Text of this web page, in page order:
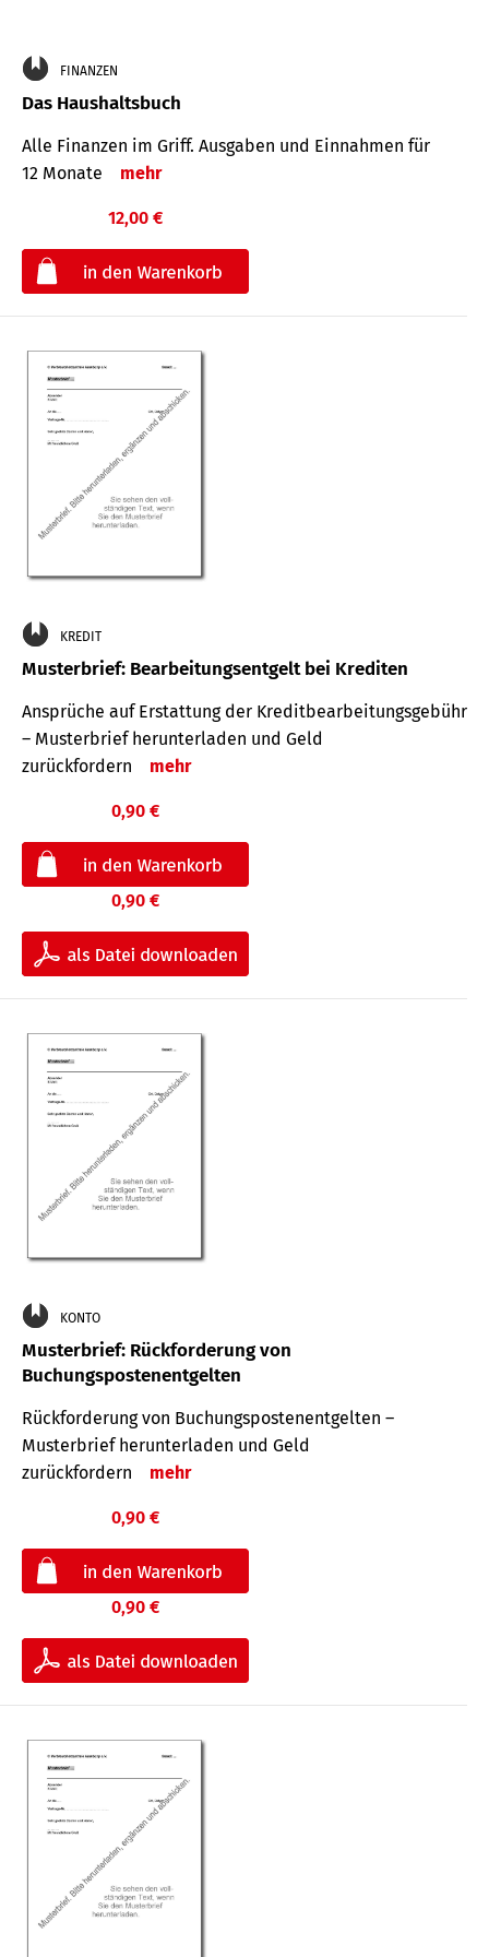
FINANZEN
Das Haushaltsbuch
Alle Finanzen im Griff. Aus­gaben und Ein­nahmen für
12 Monate
mehr
12,00 €
KREDIT
Musterbrief: Bearbeitungsentgelt bei Krediten
Ansprüche auf Erstattung der Kreditbearbeitungsgebühr
– Musterbrief herunterladen und Geld
zurückfordern
mehr
0,90 €
0,90 €
KONTO
Musterbrief: Rückforderung von
Buchungspostenentgelten
Rückforderung von Buchungspostenentgelten –
Musterbrief herunterladen und Geld
zurückfordern
mehr
0,90 €
0,90 €